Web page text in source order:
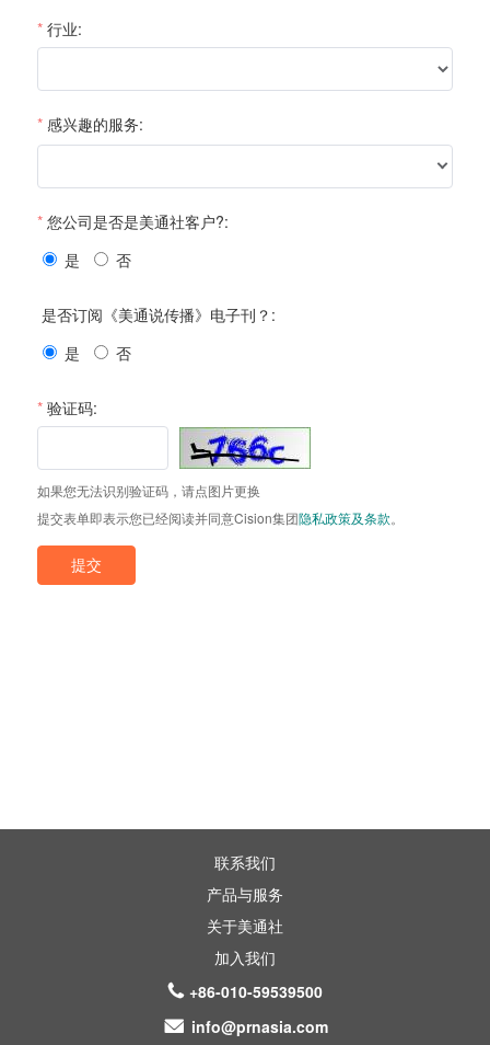
联系我们
产品与服务
关于美通社
加入我们
+86-010-59539500
info@prnasia.com